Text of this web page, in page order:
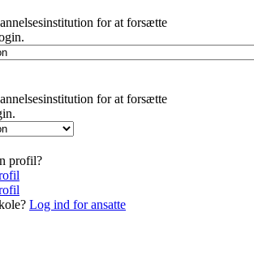
for at forsætte
for at forsætte
profil?
Log ind for ansatte